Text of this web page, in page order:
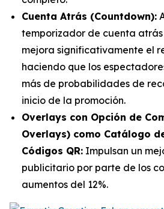
Cuenta Atrás (Countdown):
temporizador de cuenta atrás
mejora significativamente el
haciendo que los
más de probabilidades de
inicio de la promoción.
Overlays con Opción de
Overlays) como Catálogo
Códigos QR: Impulsan un
publicitario por parte de los
aumentos del 12%.